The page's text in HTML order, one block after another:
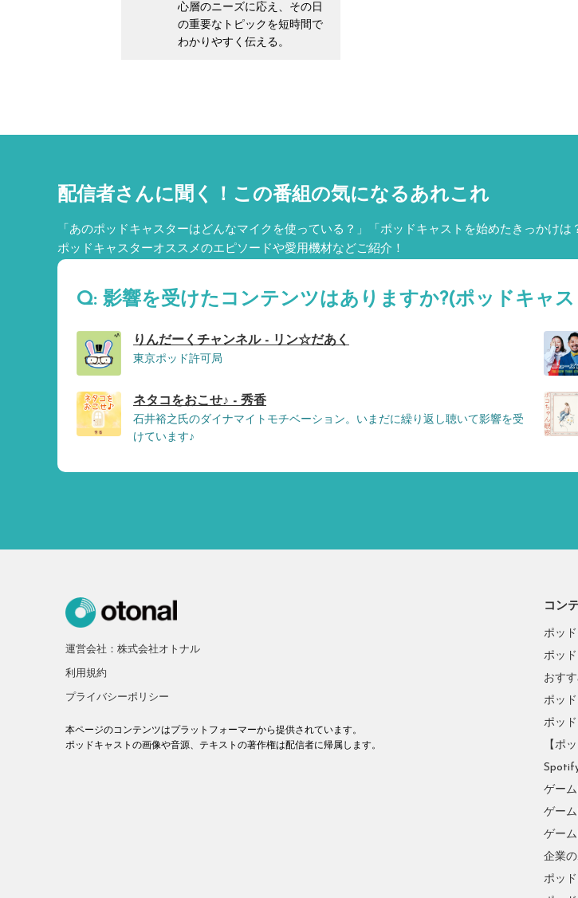
心層のニーズに応え、その日
の重要なトピックを短時間で
わかりやすく伝える。
配信者さんに聞く！ この番組の気になるあれこれ
「あのポッドキャスターはどんなマイクを使っている？」「ポッドキャストを始めたきっかけは
ポッドキャスターオススメのエピソードや愛用機材などご紹介！
Q: 影響を受けたコンテンツはありますか?(ポッドキャ
りんだーくチャンネル - リン☆だあく
東京ポッド許可局
ネタコをおこせ♪ - 秀香
石井裕之氏のダイナマイトモチベーション。いまだに繰り返し聴いて影響を受
けています♪
運営会社：株式会社オトナル
利用規約
プライバシーポリシー
本ページのコンテンツはプラットフォーマーから提供されています。
ポッドキャストの画像や音源、テキストの著作権は配信者に帰属します。
コン
ポッ
ポッ
おす
ポッ
ポッ
【ポ
ゲー
ゲー
ゲー
企業
ポッ